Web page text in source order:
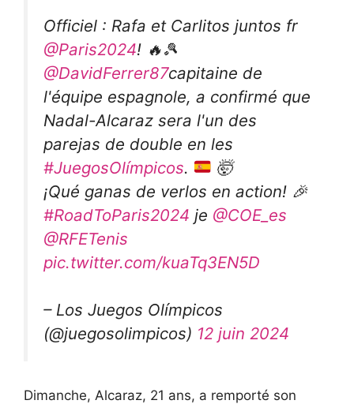
Officiel : Rafa et Carlitos juntos fr
@Paris2024! 🔥🎾
@DavidFerrer87capitaine de
l'équipe espagnole, a confirmé que
Nadal-Alcaraz sera l'un des
parejas de double en les
#JuegosOlímpicos.
🤯
¡Qué ganas de verlos en action! 🎉
#RoadToParis2024 je @COE_es
@RFETenis
pic.twitter.com/kuaTq3EN5D
– Los Juegos Olímpicos
(@juegosolimpicos) 12 juin 2024
Dimanche, Alcaraz, 21 ans, a remporté son